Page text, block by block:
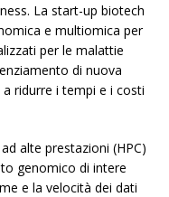
La start-up biotech
e multiomica per
per le malattie
di nuova
ridurre i tempi e i costi
alte prestazioni (HPC)
genomico di intere
e la velocità dei dati